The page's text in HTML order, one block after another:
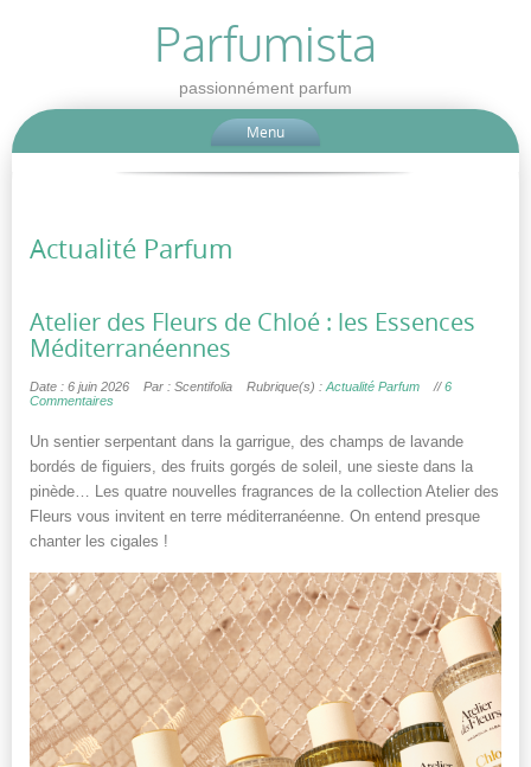
Parfumista
passionnément parfum
Menu
Actualité Parfum
Atelier des Fleurs de Chloé : les Essences
Méditerranéennes
Date : 6 juin 2026 Par : Scentifolia Rubrique(s) : Actualité Parfum //6
Commentaires
Un sentier serpentant dans la garrigue, des champs de lavande
bordés de figuiers, des fruits gorgés de soleil, une sieste dans la
pinède… Les quatre nouvelles fragrances de la collection Atelier des
Fleurs vous invitent en terre méditerranéenne. On entend presque
chanter les cigales !